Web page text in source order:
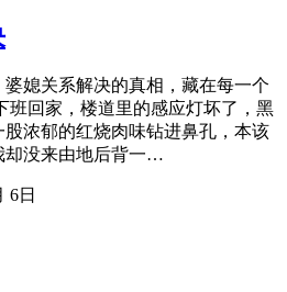
媳关系解决的真相，藏在每一个
班回家，楼道里的感应灯坏了，黑
浓郁的红烧肉味钻进鼻孔，本该
却没来由地后背一…
6日